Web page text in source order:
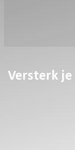
Versterk